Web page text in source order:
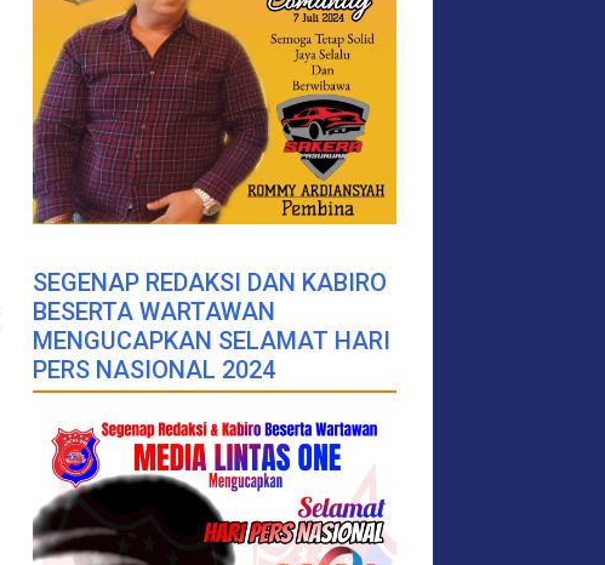
SEGENAP REDAKSI DAN KABIRO
BESERTA WARTAWAN
MENGUCAPKAN SELAMAT HARI
PERS NASIONAL 2024